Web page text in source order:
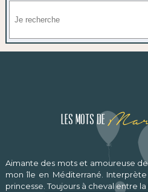
Les mots de
Aimante des mots et amoureuse
mon île en Méditerrané.
princesse. Toujours à cheval entre